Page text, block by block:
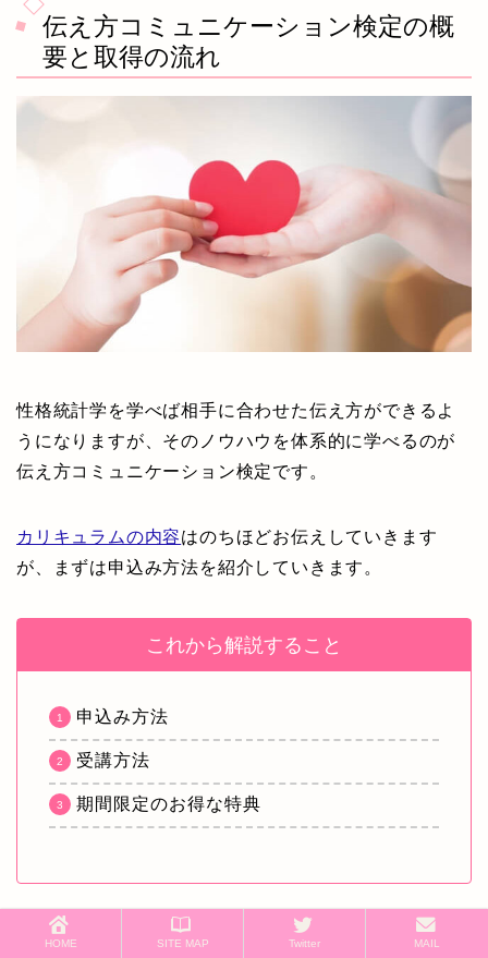
伝え方コミュニケーション検定の概
要と取得の流れ
性格統計学を学べば相手に合わせた伝え方ができるよ
うになりますが、そのノウハウを体系的に学べるのが
伝え方コミュニケーション検定です。
カリキュラムの内容はのちほどお伝えしていきます
が、まずは申込み方法を紹介していきます。
これから解説すること
申込み方法
受講方法
期間限定のお得な特典
伝え方コミュニケーション検定は
特典だけでも受講
HOME SITE MAP Twitter MAIL